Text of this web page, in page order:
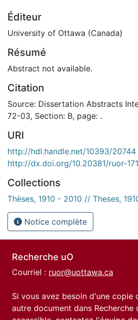
Éditeur
University of Ottawa (Canada)
Résumé
Abstract not available.
Citation
Source: Dissertation Abstracts
72-03, Section: B, page: .
URI
http://hdl.handle.net/10393/20744
http://dx.doi.org/10.20381/ruor-
Collections
Thèses, 1910 - 2010 // Theses,
Notice complète
Recherche uO
Courriel : ruor@uottawa.ca
Si vous avez besoin d'une copie
autre document dans Recherche